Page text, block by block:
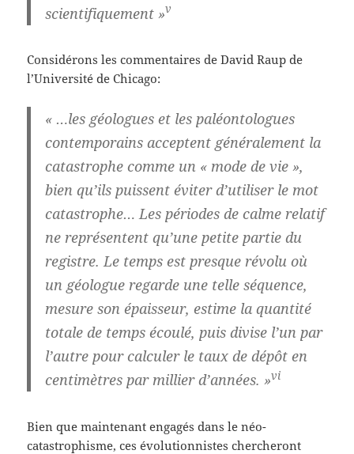
scientifiquement »v
Considérons les commentaires de David Raup de
l’Université de Chicago:
« …les géologues et les paléontologues
contemporains acceptent généralement la
catastrophe comme un « mode de vie »,
bien qu’ils puissent éviter d’utiliser le mot
catastrophe… Les périodes de calme relatif
ne représentent qu’une petite partie du
registre. Le temps est presque révolu où
un géologue regarde une telle séquence,
mesure son épaisseur, estime la quantité
totale de temps écoulé, puis divise l’un par
l’autre pour calculer le taux de dépôt en
centimètres par millier d’années. »vi
Bien que maintenant engagés dans le néo-
catastrophisme, ces évolutionnistes chercheront